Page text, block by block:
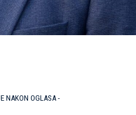
NAKON OGLASA -